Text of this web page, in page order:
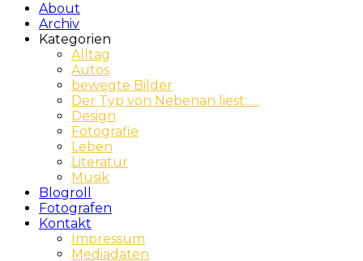
About
Archiv
Kategorien
Alltag
Autos
bewegte Bilder
Der Typ von Nebenan liest: …
Design
Fotografie
Leben
Literatur
Musik
Blogroll
Fotografen
Kontakt
Impressum
Mediadaten